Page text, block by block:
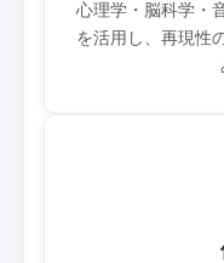
心理学・脳科学・
を活用し、再現性